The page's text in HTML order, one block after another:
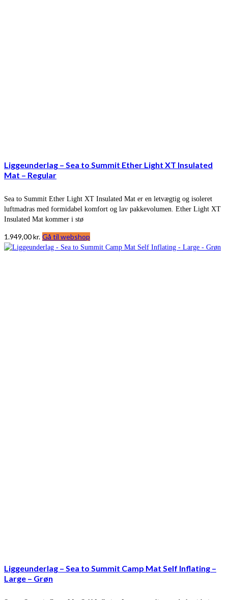
Liggeunderlag – Sea to Summit Ether Light XT Insulated
Mat – Regular
Sea to Summit Ether Light XT Insulated Mat er en letvægtig og isoleret
luftmadras med formidabel komfort og lav pakkevolumen. Ether Light XT
Insulated Mat kommer i stø
1.949,00kr. Gå til webshop
Liggeunderlag – Sea to Summit Camp Mat Self Inflating –
Large – Grøn